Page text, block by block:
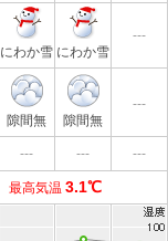
にわか雪 にわか雪
---
隙間無 隙間無
---
--- --- ---
最高気温 3.1℃